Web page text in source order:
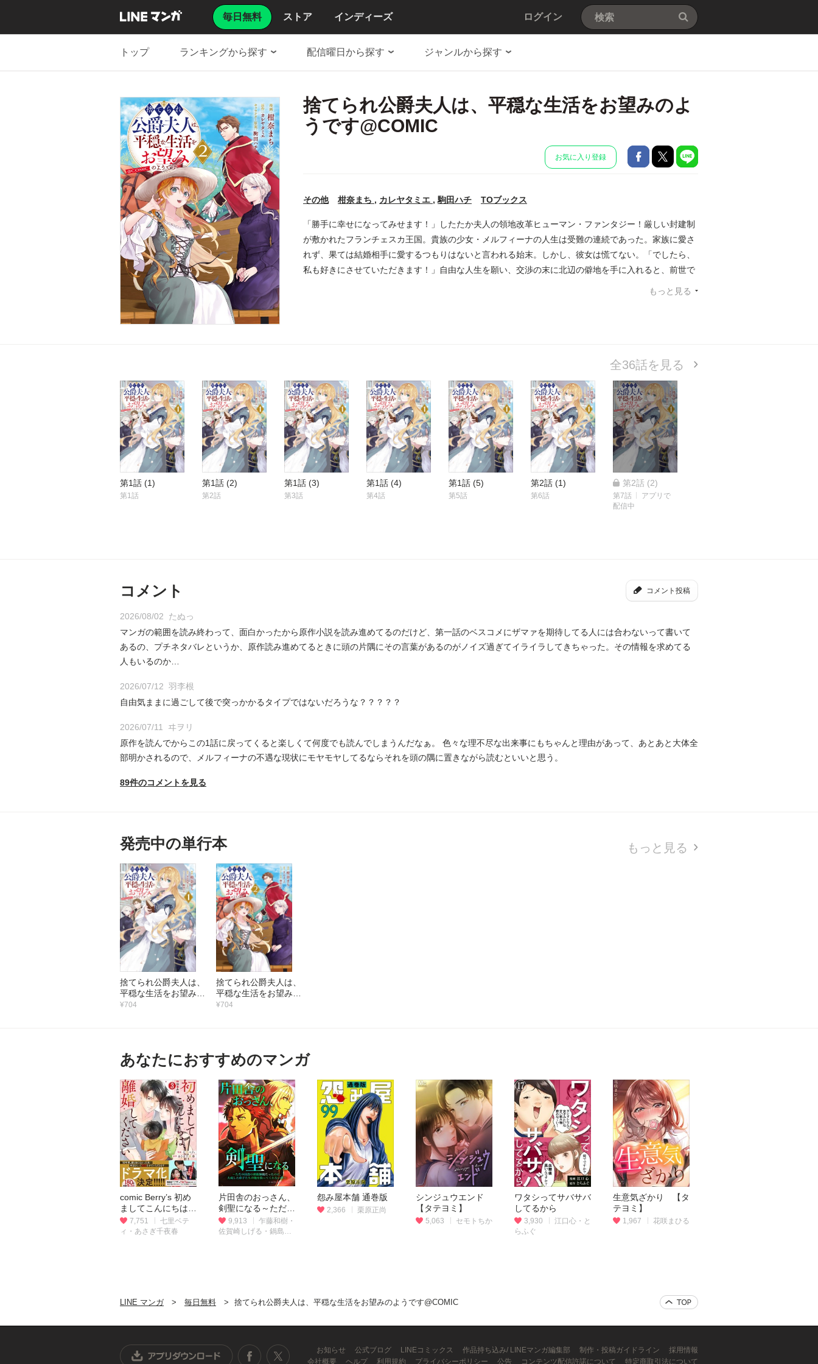
毎日無料 ストア インディーズ ログイン
トップ ランキングから探す 配信曜日から探す ジャンルから探す
捨てられ公爵夫人は、平穏な生活をお望みのよ
うです@COMIC
お気に入り登録
その他 柑奈まち , カレヤタミエ , 駒田ハチ TOブックス
「勝手に幸せになってみせます！」したたか夫人の領地改革ヒューマン・ファンタジー！厳しい封建制
が敷かれたフランチェスカ王国。貴族の少女・メルフィーナの人生は受難の連続であった。家族に愛さ
れず、果ては結婚相手に愛するつもりはないと言われる始末。しかし、彼女は慌てない。「でしたら、
私も好きにさせていただきます！」自由な人生を願い、交渉の末に北辺の僻地を手に入れると、前世で
もっと見る
全36話を見る
第1話 (1)
第1話
第1話 (2)
第2話
第1話 (3)
第3話
第1話 (4)
第4話
第1話 (5)
第5話
第2話 (1)
第6話
第2話 (2)
第7話
アプリで
配信中
コメント コメント投稿
2026/08/02
たぬっ
マンガの範囲を読み終わって、面白かったから原作小説を読み進めてるのだけど、第一話のベスコメにザマァを期待してる人には合わないって書いて
あるの、プチネタバレというか、原作読み進めてるときに頭の片隅にその言葉があるのがノイズ過ぎてイライラしてきちゃった。その情報を求めてる
人もいるのか…
2026/07/12 羽李根
自由気ままに過ごして後で突っかかるタイプではないだろうな？？？？？
2026/07/11
ヰヲリ
原作を読んでからこの1話に戻ってくると楽しくて何度でも読んでしまうんだなぁ。 色々な理不尽な出来事にもちゃんと理由があって、あとあと大体全
部明かされるので、メルフィーナの不遇な現状にモヤモヤしてるならそれを頭の隅に置きながら読むといいと思う。
89件のコメントを見る
発売中の単行本 もっと見る
捨てられ公爵夫人は、
平穏な生活をお望みの
ようです@COMIC 第
¥704
捨てられ公爵夫人は、
平穏な生活をお望みの
ようです@COMIC 第
¥704
あなたにおすすめのマンガ
comic Berry’s 初め
ましてこんにちは、
離婚してください
（分冊版）
7,751
七里ベテ
ィ・あさぎ千夜春
片田舎のおっさん、
剣聖になる～ただの
田舎の剣術師範だっ
たのに、大成した弟
9,913
乍藤和樹・
佐賀崎しげる・鍋島テ
怨み屋本舗 通巻版
2,366 栗原正尚
シンジュウエンド
【タテヨミ】
5,063 セモトちか
ワタシってサバサバ
してるから
3,930
江口心・と
らふぐ
生意気ざかり 【タ
テヨミ】
1,967 花咲まひる
LINE マンガ 毎日無料 捨てられ公爵夫人は、平穏な生活をお望みのようです@COMIC
お知らせ 公式ブログ LINEコミックス 作品持ち込み/ LINEマンガ編集部 制作・投稿ガイドライン
採用情報
会社概要
ヘルプ 利用規約 プライバシーポリシー 公告 コンテンツ配信許諾について 特定商取引法について